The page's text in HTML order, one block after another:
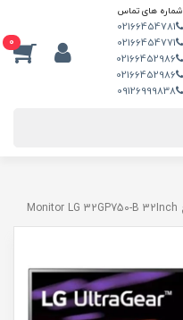
شماره های تماس
02166454781
02166454771
02166452986
02166452986
09126999838
0